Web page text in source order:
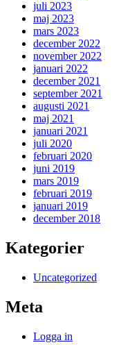
juli 2023
maj 2023
mars 2023
december 2022
november 2022
januari 2022
december 2021
september 2021
augusti 2021
maj 2021
januari 2021
juli 2020
februari 2020
juni 2019
mars 2019
februari 2019
januari 2019
december 2018
Kategorier
Uncategorized
Meta
Logga in